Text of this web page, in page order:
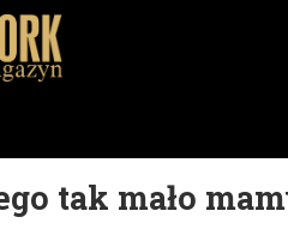
tak mało